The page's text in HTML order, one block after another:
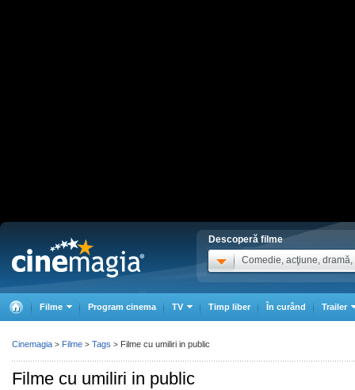
Descoperă filme
Comedie, acţiune, dramă,
Filme Program cinema TV Timp liber În curând Trailer
Filme cu umiliri in public
Cinemagia > Filme > Tags > Filme cu umiliri in public